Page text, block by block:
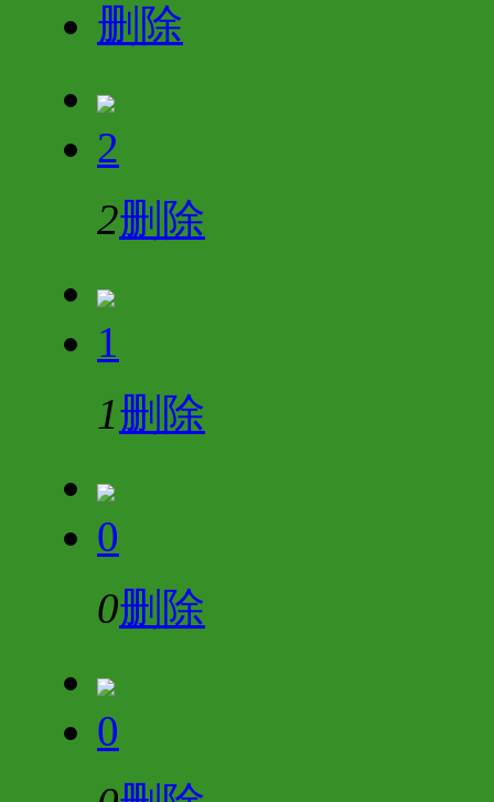
删除
2
2删除
1
1删除
0
0删除
0